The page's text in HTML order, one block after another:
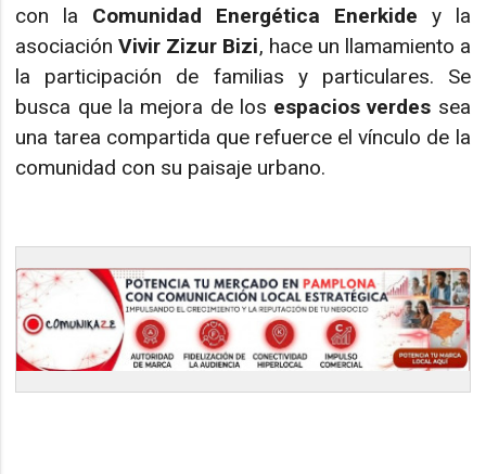
con la Comunidad Energética Enerkide y la
asociaciónVivir Zizur Bizi, hace un llamamiento a
la participación de familias y particulares. Se
busca que la mejora de los espacios verdes sea
una tarea compartida que refuerce el vínculo de la
comunidad con su paisaje urbano.